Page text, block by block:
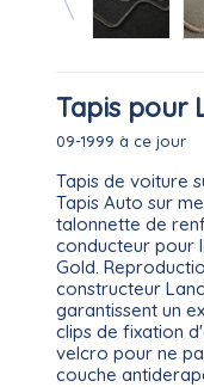
Tapis pour
09-1999 à ce jour
Tapis de voiture
Tapis Auto sur
talonnette de
conducteur pour
Gold.
constructeur
garantissent un
clips de fixation
velcro pour ne
couche